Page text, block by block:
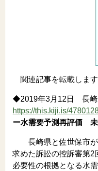
関連記事を転載します
◆2019年3月12日 長崎
https://this.kiji.is/
ー水需要予測再評価
長崎県と佐世保市が
求めた訴訟の控訴審第2
必要性の根拠となる水